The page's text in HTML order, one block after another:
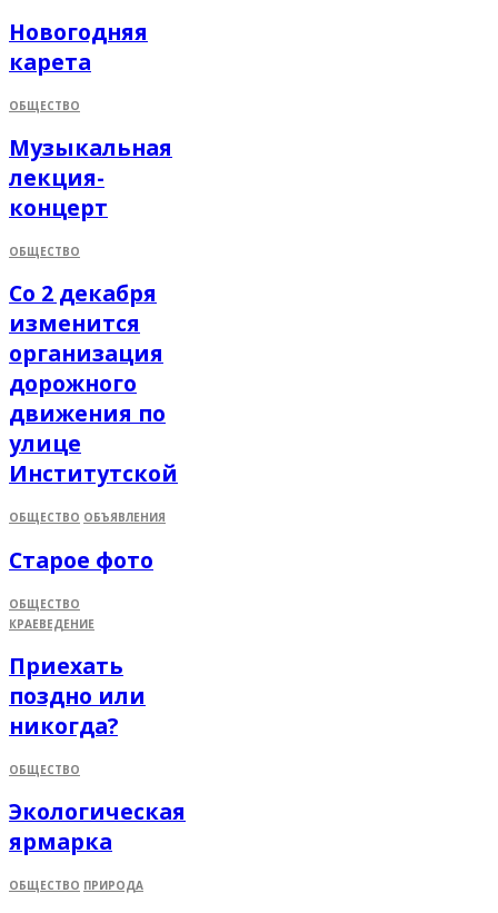
Новогодняя
карета
ОБЩЕСТВО
Музыкальная
лекция-
концерт
ОБЩЕСТВО
Со 2 декабря
изменится
организация
дорожного
движения по
улице
Институтской
ОБЩЕСТВО ОБЪЯВЛЕНИЯ
Старое фото
ОБЩЕСТВО
КРАЕВЕДЕНИЕ
Приехать
поздно или
никогда?
ОБЩЕСТВО
Экологическая
ярмарка
ОБЩЕСТВО ПРИРОДА